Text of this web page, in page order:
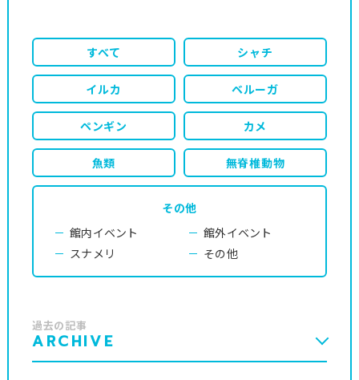
すべて シャチ
イルカ ベルーガ
ペンギン カメ
魚類 無脊椎動物
その他
館内イベント
館外イベント
スナメリ
その他
過去の記事
ARCHIVE